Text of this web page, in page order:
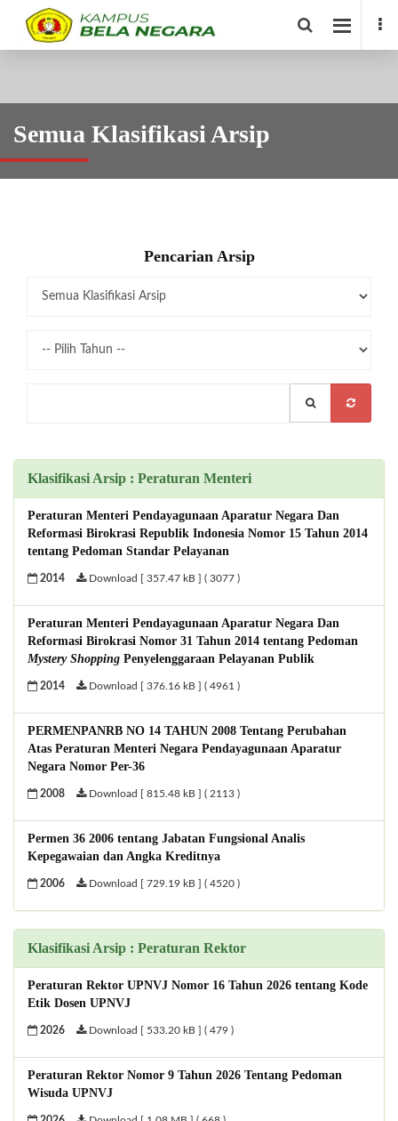
Semua Klasifikasi Arsip
Pencarian Arsip
Klasifikasi Arsip : Peraturan Menteri
Peraturan Menteri Pendayagunaan Aparatur Negara Dan
Reformasi Birokrasi Republik Indonesia Nomor 15 Tahun 2014
tentang Pedoman Standar Pelayanan
2014 Download [ 357.47 kB ] ( 3077 )
Peraturan Menteri Pendayagunaan Aparatur Negara Dan
Reformasi Birokrasi Nomor 31 Tahun 2014 tentang Pedoman
Mystery Shopping Penyelenggaraan Pelayanan Publik
2014 Download [ 376.16 kB ] ( 4961 )
PERMENPANRB NO 14 TAHUN 2008 Tentang Perubahan
Atas Peraturan Menteri Negara Pendayagunaan Aparatur
Negara Nomor Per-36
2008 Download [ 815.48 kB ] ( 2113 )
Permen 36 2006 tentang Jabatan Fungsional Analis
Kepegawaian dan Angka Kreditnya
2006 Download [ 729.19 kB ] ( 4520 )
Klasifikasi Arsip : Peraturan Rektor
Peraturan Rektor UPNVJ Nomor 16 Tahun 2026 tentang Kode
Etik Dosen UPNVJ
2026 Download [ 533.20 kB ] ( 479 )
Peraturan Rektor Nomor 9 Tahun 2026 Tentang Pedoman
Wisuda UPNVJ